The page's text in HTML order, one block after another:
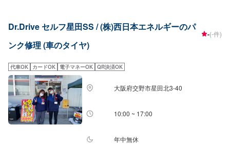
Dr.Drive セルフ星田SS / (株)西日本エネルギーのパ
ンク修理 (車のタイヤ)
-(-件)
代車OK カードOK 電子マネーOK QR決済OK
大阪府交野市星田北3-40
10:00 ~ 17:00
年中無休